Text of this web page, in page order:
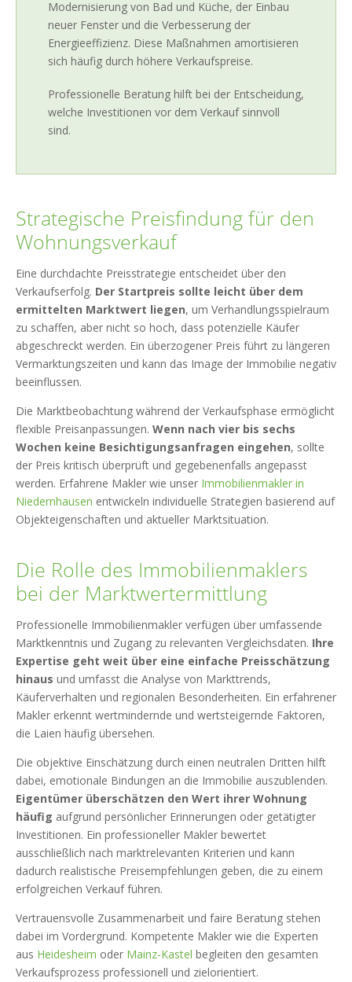
Modernisierung von Bad und Küche, der Einbau
neuer Fenster und die Verbesserung der
Energieeffizienz. Diese Maßnahmen amortisieren
sich häufig durch höhere Verkaufspreise.
Professionelle Beratung hilft bei der Entscheidung,
welche Investitionen vor dem Verkauf sinnvoll
sind.
Strategische Preisfindung für den
Wohnungsverkauf
Eine durchdachte Preisstrategie entscheidet über den
Verkaufserfolg. Der Startpreis sollte leicht über dem
ermittelten Marktwert liegen, um Verhandlungsspielraum
zu schaffen, aber nicht so hoch, dass potenzielle Käufer
abgeschreckt werden. Ein überzogener Preis führt zu längeren
Vermarktungszeiten und kann das Image der Immobilie negativ
beeinflussen.
Die Marktbeobachtung während der Verkaufsphase ermöglicht
flexible Preisanpassungen. Wenn nach vier bis sechs
Wochen keine Besichtigungsanfragen eingehen, sollte
der Preis kritisch überprüft und gegebenenfalls angepasst
werden. Erfahrene Makler wie unser Immobilienmakler in
Niedernhausen entwickeln individuelle Strategien basierend auf
Objekteigenschaften und aktueller Marktsituation.
Die Rolle des Immobilienmaklers
bei der Marktwertermittlung
Professionelle Immobilienmakler verfügen über umfassende
Marktkenntnis und Zugang zu relevanten Vergleichsdaten. Ihre
Expertise geht weit über eine einfache Preisschätzung
hinaus und umfasst die Analyse von Markttrends,
Käuferverhalten und regionalen Besonderheiten. Ein erfahrener
Makler erkennt wertmindernde und wertsteigernde Faktoren,
die Laien häufig übersehen.
Die objektive Einschätzung durch einen neutralen Dritten hilft
dabei, emotionale Bindungen an die Immobilie auszublenden.
Eigentümer überschätzen den Wert ihrer Wohnung
häufig aufgrund persönlicher Erinnerungen oder getätigter
Investitionen. Ein professioneller Makler bewertet
ausschließlich nach marktrelevanten Kriterien und kann
dadurch realistische Preisempfehlungen geben, die zu einem
erfolgreichen Verkauf führen.
Vertrauensvolle Zusammenarbeit und faire Beratung stehen
dabei im Vordergrund. Kompetente Makler wie die Experten
aus Heidesheim oder Mainz-Kastel begleiten den gesamten
Verkaufsprozess professionell und zielorientiert.